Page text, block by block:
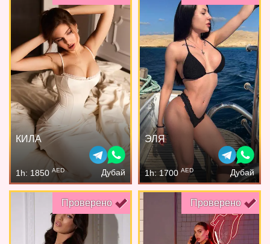
КИЛА
1h: 1850 AED Дубай
ЭЛЯ
1h: 1700 AED Дубай
Проверено Проверено